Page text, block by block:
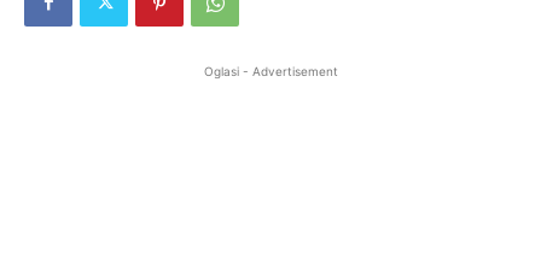
Oglasi - Advertisement